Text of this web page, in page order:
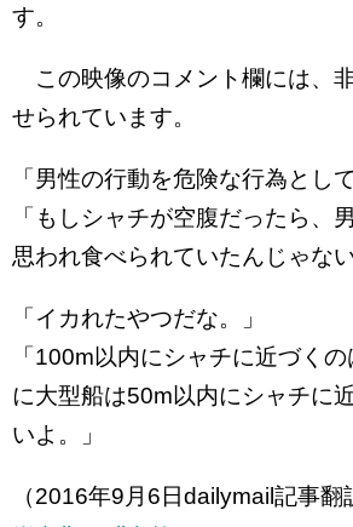
す。
この映像のコメント欄には、
せられています。
「男性の行動を危険な行為とし
「もしシャチが空腹だったら、
思われ食べられていたんじゃない
「イカれたやつだな。」
「100m以内にシャチに近づく
に大型船は50m以内にシャチに
いよ。」
（2016年9月6日dailymail記事翻